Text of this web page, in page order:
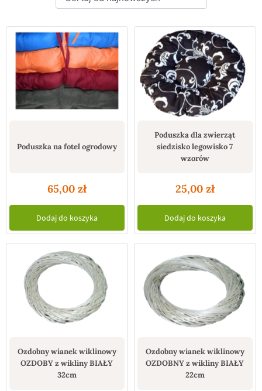
Poduszka na fotel ogrodowy
65,00 zł
Dodaj do koszyka
Poduszka dla zwierząt
siedzisko legowisko 7
wzorów
25,00 zł
Dodaj do koszyka
Ozdobny wianek wiklinowy
OZDOBY z wikliny BIAŁY
32cm
Ozdobny wianek wiklinowy
OZDOBNY z wikliny BIAŁY
22cm